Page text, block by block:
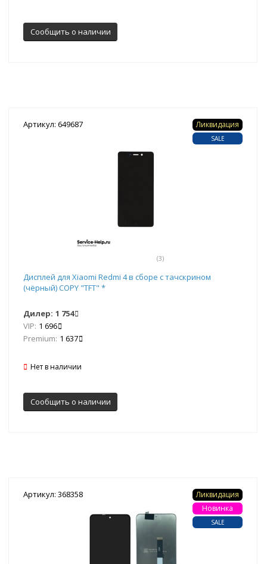
Сообщить о наличии
Артикул: 649687
(3)
Ликвидация
SALE
Дисплей для Xiaomi Redmi 4 в сборе с тачскрином
(чёрный) COPY "TFT" *
Дилер: 1 754
VIP: 1 696
Premium: 1 637
Нет в наличии
Сообщить о наличии
Артикул: 368358
Ликвидация
Новинка
SALE